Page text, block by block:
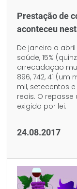
Prestação de
aconteceu
De janeiro a
saúde, 15%
arrecadação
896, 742, 41
mil, setecentos
reais. O
exigido por lei.
24.08.2017